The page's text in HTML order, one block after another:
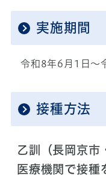
実施期間
令和8年6月1日～
接種方法
乙訓（長岡京市
医療機関で接種